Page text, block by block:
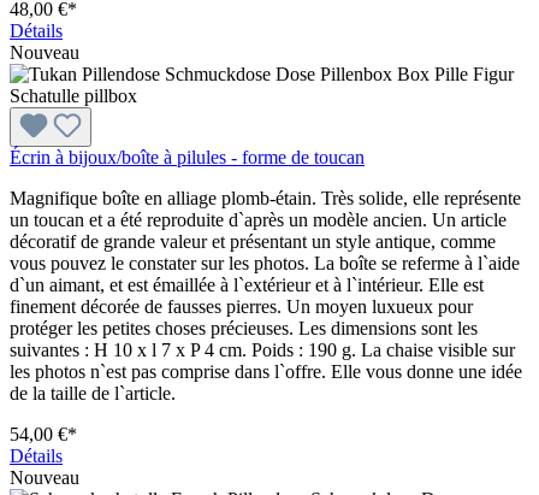
48,00 €*
Détails
Nouveau
Écrin à bijoux/boîte à pilules - forme de toucan
Magnifique boîte en alliage plomb-étain. Très solide, elle représente
un toucan et a été reproduite d`après un modèle ancien. Un article
décoratif de grande valeur et présentant un style antique, comme
vous pouvez le constater sur les photos. La boîte se referme à l`aide
d`un aimant, et est émaillée à l`extérieur et à l`intérieur. Elle est
finement décorée de fausses pierres. Un moyen luxueux pour
protéger les petites choses précieuses. Les dimensions sont les
suivantes : H 10 x l 7 x P 4 cm. Poids : 190 g. La chaise visible sur
les photos n`est pas comprise dans l`offre. Elle vous donne une idée
de la taille de l`article.
54,00 €*
Détails
Nouveau